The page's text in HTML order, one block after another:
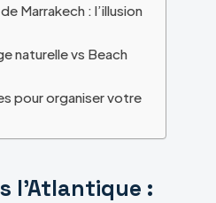
Marrakech : l’illusion
naturelle vs Beach
pour organiser votre
l’Atlantique :